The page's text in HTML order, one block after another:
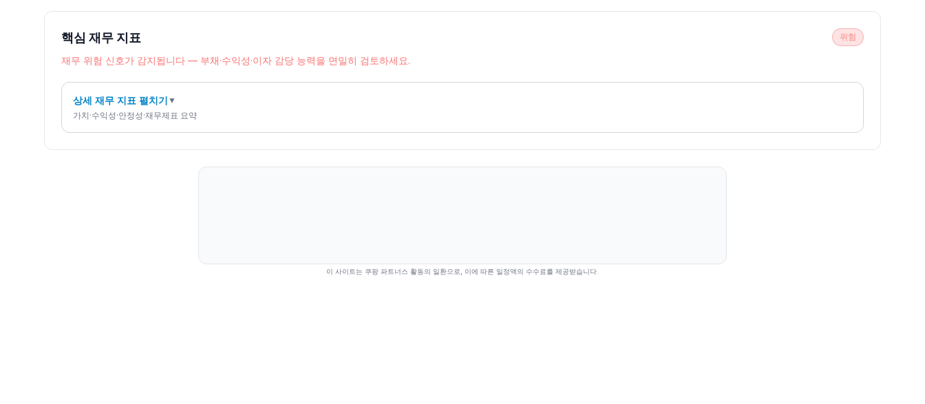
핵심 재무 지표 위험
재무 위험 신호가 감지됩니다 — 부채·수익성·이자 감당 능력을 면밀히 검토하세요.
상세 재무 지표 펼치기 ▼
가치·수익성·안정성·재무제표 요약
이 사이트는 쿠팡 파트너스 활동의 일환으로, 이에 따른 일정액의 수수료를 제공받습니다.